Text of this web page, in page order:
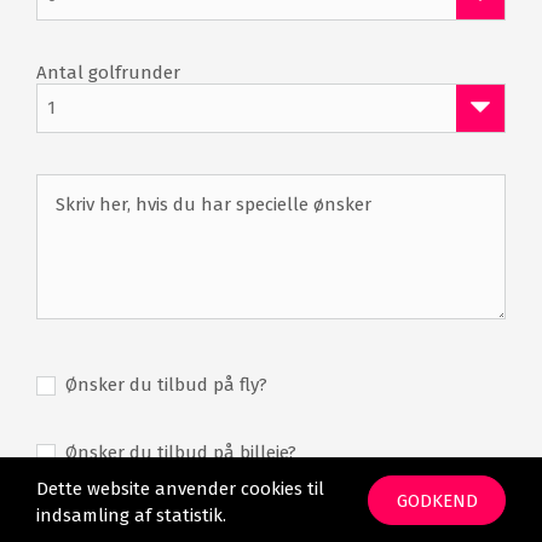
Omklædning
Bad
Antal golfrunder
1
Ønsker du tilbud på fly?
Ønsker du tilbud på billeje?
Dette website anvender cookies til
indsamling af statistik.
GODKEND